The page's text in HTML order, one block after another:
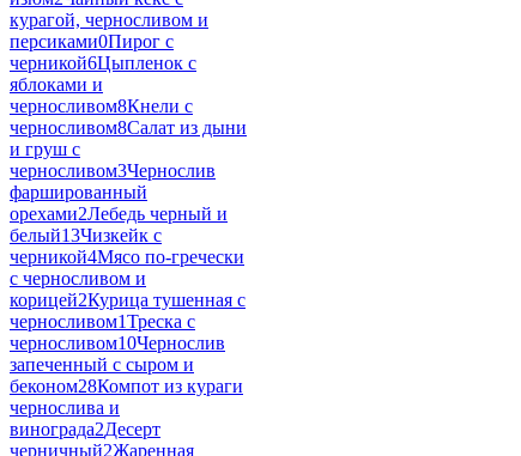
курагой, черносливом и
персиками0Пирог с
черникой6Цыпленок с
яблоками и
черносливом8Кнели с
черносливом8Салат из дыни
и груш с
черносливом3Чернослив
фаршированный
орехами2Лебедь черный и
белый13Чизкейк с
черникой4Мясо по-гречески
с черносливом и
корицей2Курица тушенная с
черносливом1Треска с
черносливом10Чернослив
запеченный с сыром и
беконом28Компот из кураги
чернослива и
винограда2Десерт
черничный2Жаренная